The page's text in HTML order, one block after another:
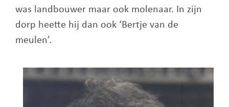
was landbouwer maar ook molenaar. In zijn
dorp heette hij dan ook ‘Bertje van de
meulen’.